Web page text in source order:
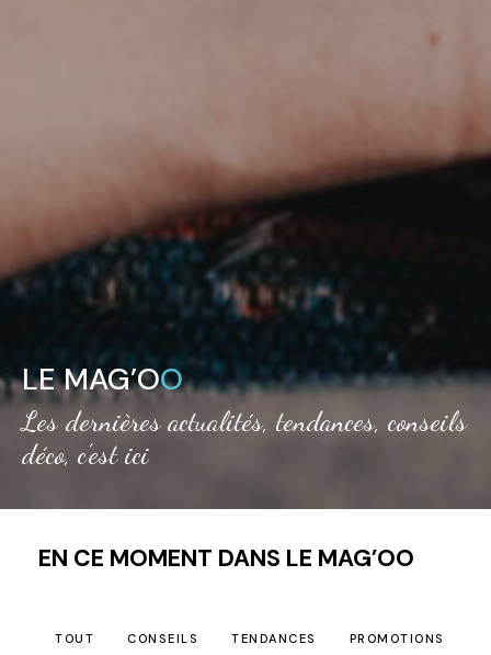
LE MAG’OO
Les dernières actualités, tendances, conseils
déco, c’est ici
EN CE MOMENT DANS LE MAG’OO
TOUT CONSEILS TENDANCES PROMOTIONS